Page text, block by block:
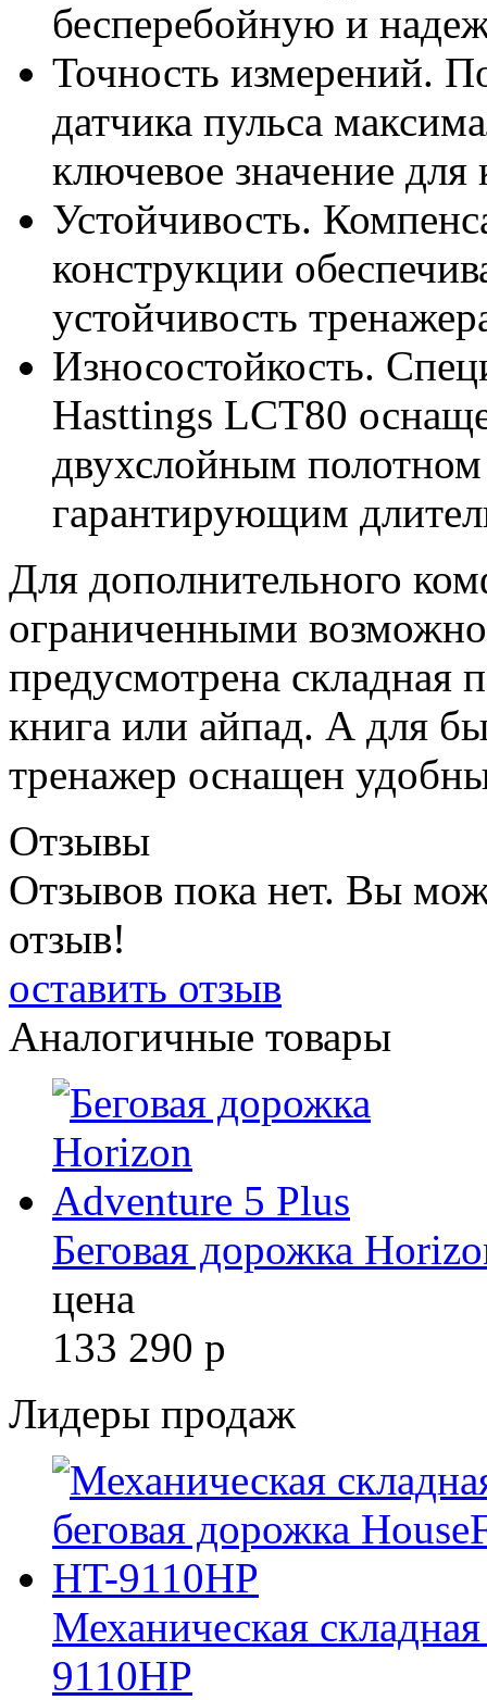
бесперебойную и
Точность измерений.
датчика пульса
ключевое значение для
Устойчивость.
конструкции
устойчивость
Износостойкость.
Hasttings LCT80
двухслойным
гарантирующим
Для дополнительного
ограниченными
предусмотрена складная
книга или айпад. А для
тренажер оснащен
Отзывы
Отзывов пока нет. Вы
отзыв!
оставить отзыв
Аналогичные товары
Беговая дорожка
цена
133 290 р
Лидеры продаж
Механическая
9110HP